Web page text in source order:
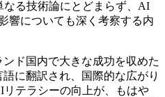
なる技術論にとどまらず、AI
響についても深く考察する内
ド国内で大きな成功を収めた
に翻訳され、国際的な広がり
テラシーの向上が、もはや